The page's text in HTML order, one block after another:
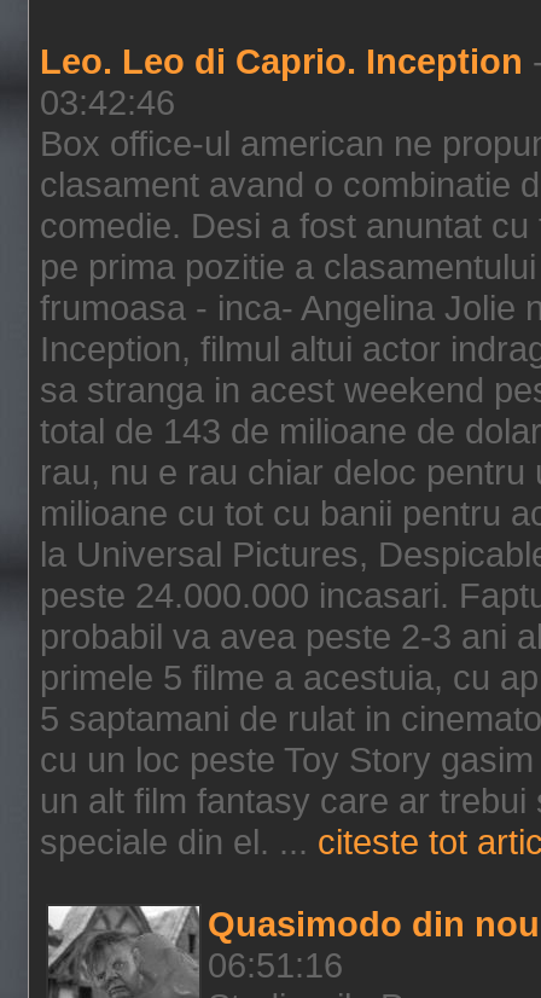
Leo. Leo di Caprio. Inception
03:42:46
Box office-ul american ne
clasament avand o combinatie
comedie. Desi a fost anuntat
pe prima pozitie a
frumoasa - inca- Angelina Jolie
Inception, filmul altui actor
sa stranga in acest weekend
total de 143 de milioane de
rau, nu e rau chiar deloc
milioane cu tot cu banii pentru
la Universal Pictures,
peste 24.000.000 incasari.
probabil va avea peste 2-3 ani
primele 5 filme a acestuia, cu
5 saptamani de rulat in
cu un loc peste Toy Story
un alt film fantasy care ar
speciale din el. ... citeste tot
Quasimodo din
06:51:16